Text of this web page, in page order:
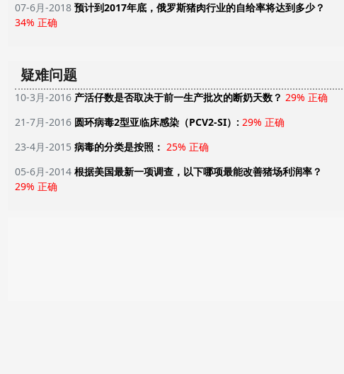
07-6月-2018 预计到2017年底，俄罗斯猪肉行业的自给率将达到多少？
34% 正确
疑难问题
10-3月-2016 产活仔数是否取决于前一生产批次的断奶天数？ 29% 正确
21-7月-2016 圆环病毒2型亚临床感染（PCV2-SI）: 29% 正确
23-4月-2015 病毒的分类是按照： 25% 正确
05-6月-2014 根据美国最新一项调查，以下哪项最能改善猪场利润率？
29% 正确